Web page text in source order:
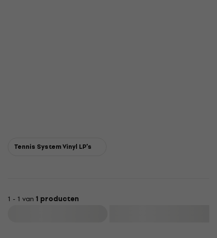
Tennis System Vinyl LP's
1 - 1 van 1 producten